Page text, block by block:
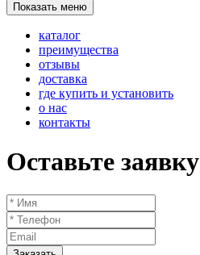
Показать меню
каталог
преимущества
отзывы
доставка
где купить и установить
о нас
контакты
Оставьте заявку